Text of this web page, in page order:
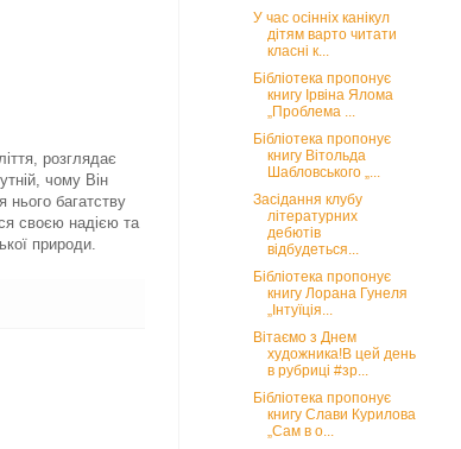
розглядає
чому Він
багатству
своєю надією та
природи.
У час осінніх канікул
дітям варто читати
класні к...
Бібліотека пропонує
книгу Ірвіна Ялома
„Проблема ...
Бібліотека пропонує
книгу Вітольда
Шабловського „...
Засідання клубу
літературних
дебютів
відбудеться...
Бібліотека пропонує
книгу Лорана Гунеля
„Інтуїція...
Вітаємо з Днем
художника!В цей день
в рубриці #зр...
Бібліотека пропонує
книгу Слави Курилова
„Сам в о...